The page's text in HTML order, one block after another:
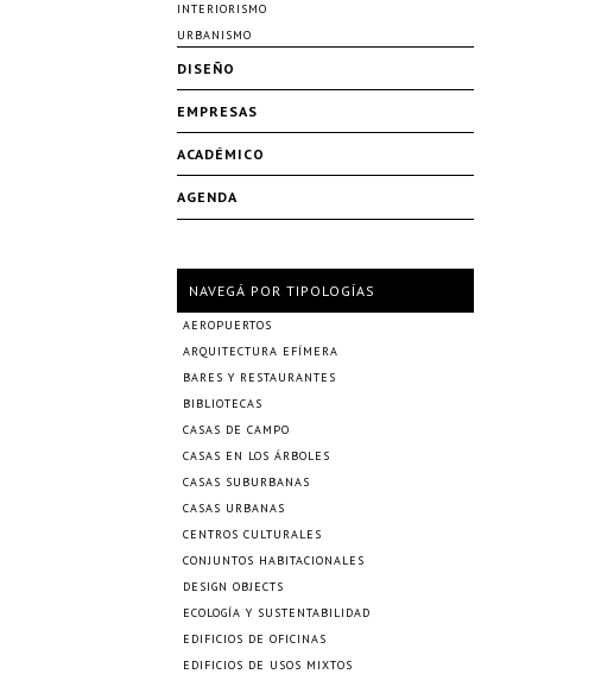
INTERIORISMO
URBANISMO
DISEÑO
EMPRESAS
ACADÉMICO
AGENDA
NAVEGÁ POR TIPOLOGÍAS
AEROPUERTOS
ARQUITECTURA EFÍMERA
BARES Y RESTAURANTES
BIBLIOTECAS
CASAS DE CAMPO
CASAS EN LOS ÁRBOLES
CASAS SUBURBANAS
CASAS URBANAS
CENTROS CULTURALES
CONJUNTOS HABITACIONALES
DESIGN OBJECTS
ECOLOGÍA Y SUSTENTABILIDAD
EDIFICIOS DE OFICINAS
EDIFICIOS DE USOS MIXTOS